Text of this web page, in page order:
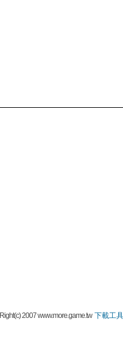
2007 www.more.game.tw下載工